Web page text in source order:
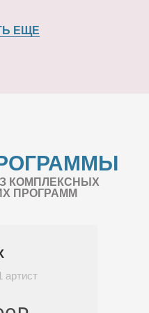
ЕЩЕ
КОМПЛЕКСНЫХ
ПРОГРАММ
артист